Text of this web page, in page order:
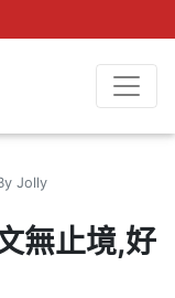
Jolly
無止境,好